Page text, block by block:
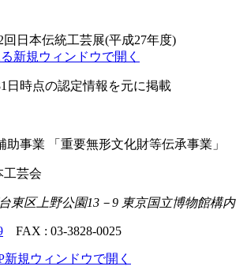
回日本伝統工芸展(平成27年度)
新規ウィンドウで開く
日時点の認定情報を元に掲載
助事業 「重要無形文化財等伝承事業」
工芸会
東区上野公園13－9 東京国立博物館構内
FAX : 03-3828-0025
新規ウィンドウで開く